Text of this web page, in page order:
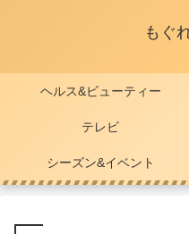
もぐ
ヘルス&ビューティー
テレビ
シーズン&イベント